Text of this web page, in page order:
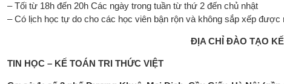
– Tối từ 18h đến 20h Các ngày trong tuần từ thứ 2 đến chủ nhật
– Có lịch học tự do cho các học viên bận rộn và không sắp xếp được
ĐỊA CHỈ ĐÀO TẠO
TIN HỌC – KẾ TOÁN TRI THỨC VIỆT